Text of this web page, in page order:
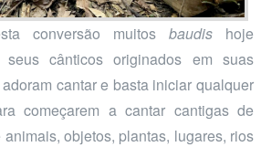
conversão muitos baudis hoje
cânticos originados em suas
cantar e basta iniciar qualquer
começarem a cantar cantigas de
objetos, plantas, lugares, rios